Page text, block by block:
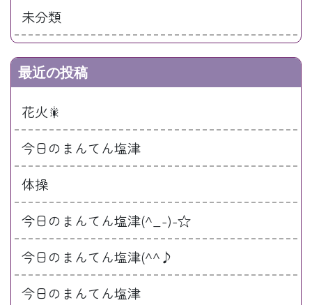
未分類
最近の投稿
花火🎇
今日のまんてん塩津
体操
今日のまんてん塩津(^_-)-☆
今日のまんてん塩津(^^♪
今日のまんてん塩津